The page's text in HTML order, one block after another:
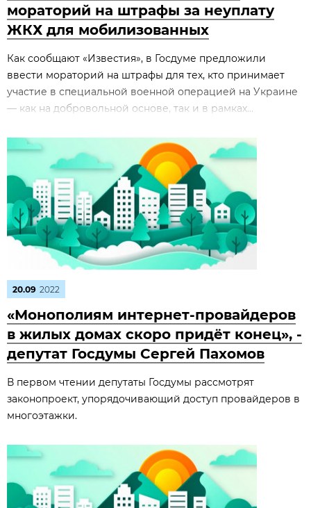
мораторий на штрафы за неуплату
ЖКХ для мобилизованных
Как сообщают «Известия», в Госдуме предложили
ввести мораторий на штрафы для тех, кто принимает
участие в специальной военной операцией на Украине
— как на добровольной основе, так и в рамках...
20.09 2022
«Монополиям интернет-провайдеров
в жилых домах скоро придёт конец», -
депутат Госдумы Сергей Пахомов
В первом чтении депутаты Госдумы рассмотрят
законопроект, упорядочивающий доступ провайдеров в
многоэтажки.